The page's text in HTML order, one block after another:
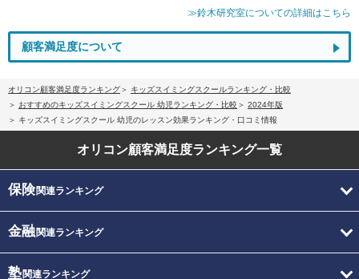
≫鈴木研究室についての詳細はこちら
顧客満足度について
オリコン顧客満足度ランキング
キッズスイミングスクールランキング・比較
おすすめのキッズスイミングスクール 幼児ランキング・比較
2024年版
キッズスイミングスクール 幼児のレッスン効果ランキング・口コミ情報
オリコン顧客満足度ランキング一覧
保険関連ランキング
金融関連ランキング
塾関連ランキング